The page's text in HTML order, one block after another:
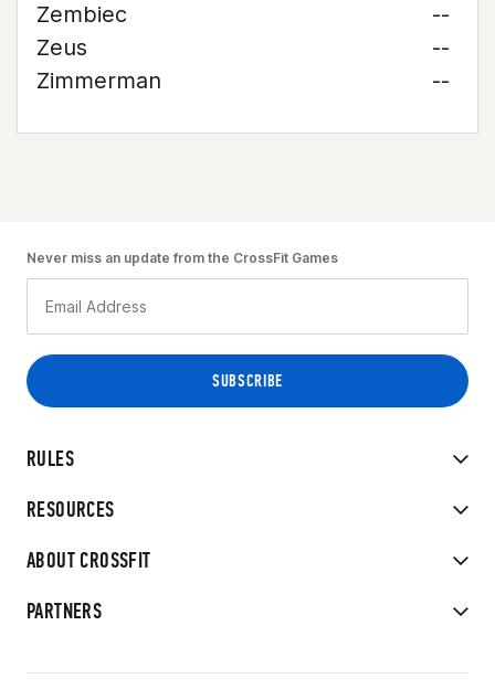
Zembiec
--
Zeus
--
Zimmerman
--
RULES
RESOURCES
ABOUT CROSSFIT
PARTNERS
Never miss an update from the CrossFit Games